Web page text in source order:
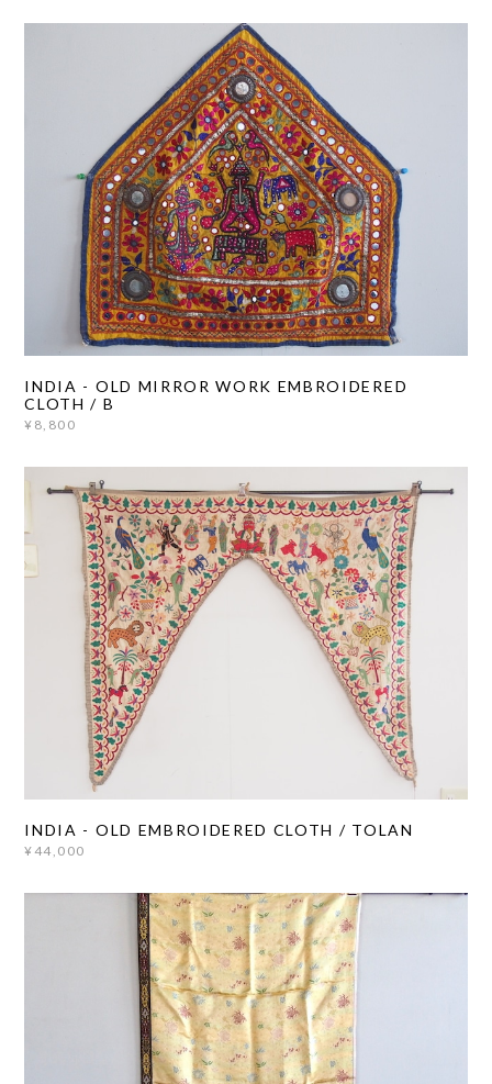
INDIA - OLD MIRROR WORK EMBROIDERED
CLOTH / B
¥8,800
INDIA - OLD EMBROIDERED CLOTH / TOLAN
¥44,000